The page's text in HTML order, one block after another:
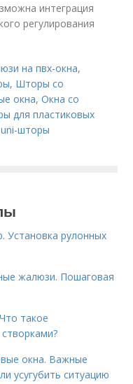
интеграция
регулирования
на пвх-окна,
, Шторы со
окна,Окна со
для пластиковых
шторы
Установка рулонных
жалюзи. Пошаговая
такое
окна. Важные
усугубить ситуацию